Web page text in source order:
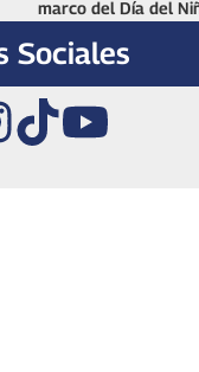
marco del Día del
Sociales